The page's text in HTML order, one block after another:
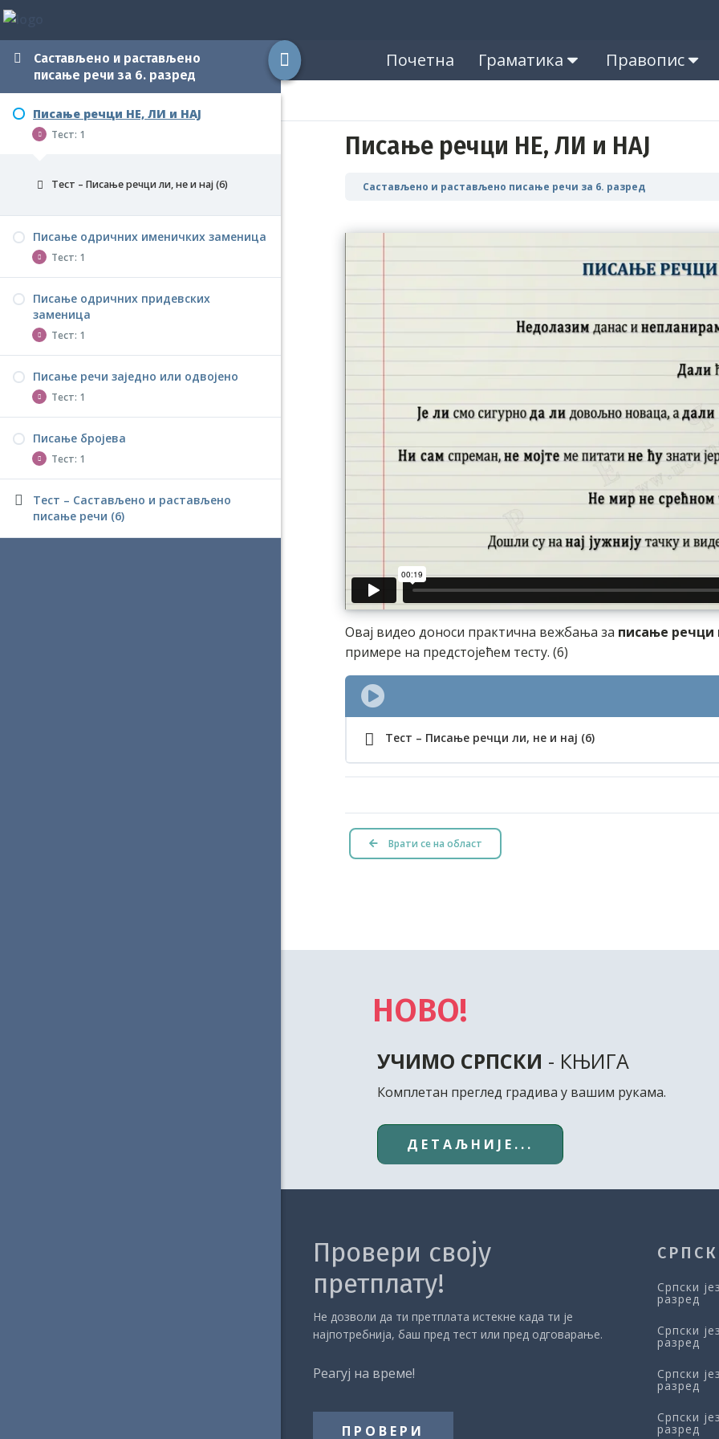
Састављено и растављено
писање речи за 6. разред
Писање речци НЕ, ЛИ и НАЈ
Тест: 1
Тест – Писање речци ли, не и нај (6)
Писање одричних именичких заменица
Тест: 1
Тест – Писање одричних именичких
заменица (6)
Писање одричних придевских
заменица
Тест: 1
Тест – Писање одричних придевских
заменица (6)
Писање речи заједно или одвојено
Тест: 1
Тест – Писање речи заједно или
одвојено (6)
Писање бројева
Тест: 1
Тест – Писање бројева (6)
Тест – Састављено и растављено
писање речи (6)
Почетна Граматика Правопис
Писање речци НЕ, ЛИ и НАЈ
Састављено и растављено писање речи за 6. разред
Овај видео доноси практична вежбања за писање речци
примере на предстојећем тесту. (6)
Тест – Писање речци ли, не и нај (6)
Врати се на област
НОВО!
УЧИМО СРПСКИ - КЊИГА
Комплетан преглед градива у вашим рукама.
ДЕТАЉНИЈЕ...
Провери своју
претплату!
Не дозволи да ти претплата истекне када ти је
најпотребнија, баш пред тест или пред одговарање.
Реагуј на време!
ПРОВЕРИ
Српски
разред
Српски
разред
Српски
разред
Српски
разред